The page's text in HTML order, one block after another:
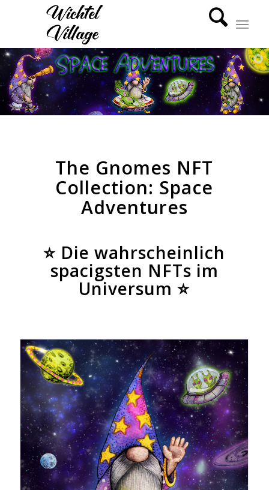
The Gnomes NFT
Collection: Space
Adventures
⭐ Die wahrscheinlich
spacigsten NFTs im
Universum ⭐